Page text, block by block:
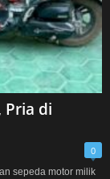
Pria di
0
sepeda motor milik